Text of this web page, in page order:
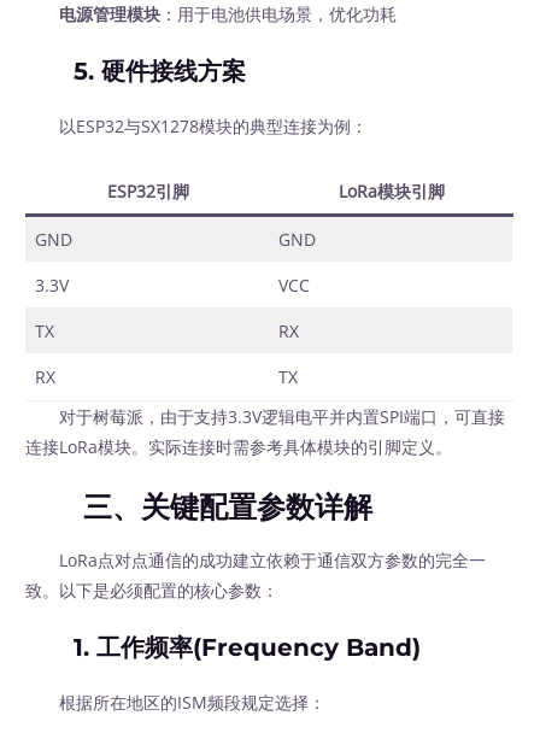
电源管理模块 ：用于电池供电场景，优化功耗
5. 硬件接线方案
以ESP32与SX1278模块的典型连接为例：
ESP32引脚 LoRa模块引脚
GND
GND
3.3V
VCC
TX
RX
RX
TX
对于树莓派，由于支持3.3V逻辑电平并内置SPI端口，可直接
连接LoRa模块。实际连接时需参考具体模块的引脚定义。
三、关键配置参数详解
LoRa点对点通信的成功建立依赖于通信双方参数的完全一
致。以下是必须配置的核心参数：
1. 工作频率(Frequency Band)
根据所在地区的ISM频段规定选择：